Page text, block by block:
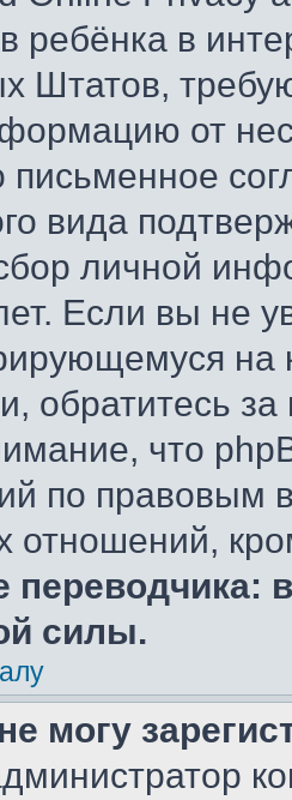
ребёнка в
Штатов,
от
письменное
вида
личной
Если вы не
обратитесь
что
по правовым
отношений,
переводчика:
силы.
могу